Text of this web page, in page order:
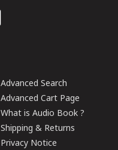
Advanced Search
Advanced Cart Page
What is Audio Book ?
Shipping & Returns
Privacy Notice